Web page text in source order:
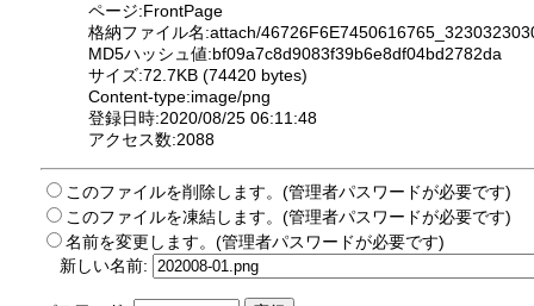
ページ:FrontPage
格納ファイル名:attach/
MD5ハッシュ値:bf09a7c8d9083f39b6e8df04bd2782da
サイズ:72.7KB (74420 bytes)
Content-type:image/png
登録日時:2020/08/25 06:11:48
アクセス数:2088
このファイルを削除します。(管理者パスワードが必要です)
このファイルを凍結します。(管理者パスワードが必要です)
名前を変更します。(管理者パスワードが必要です)
新しい名前: